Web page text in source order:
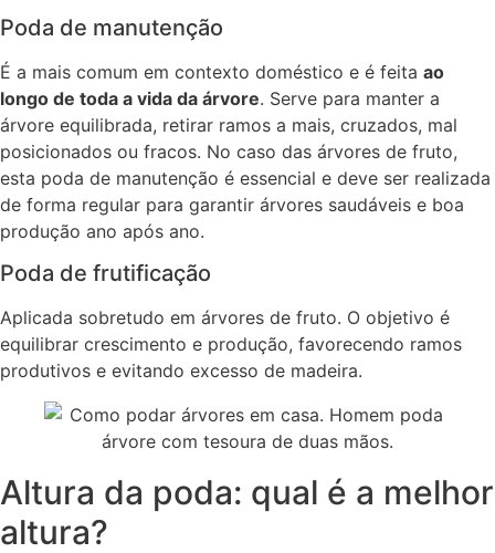
Poda de manutenção
É a mais comum em contexto doméstico e é feita ao
longo de toda a vida da árvore. Serve para manter a
árvore equilibrada, retirar ramos a mais, cruzados, mal
posicionados ou fracos. No caso das árvores de fruto,
esta poda de manutenção é essencial e deve ser realizada
de forma regular para garantir árvores saudáveis e boa
produção ano após ano.
Poda de frutificação
Aplicada sobretudo em árvores de fruto. O objetivo é
equilibrar crescimento e produção, favorecendo ramos
produtivos e evitando excesso de madeira.
Altura da poda: qual é a melhor
altura?